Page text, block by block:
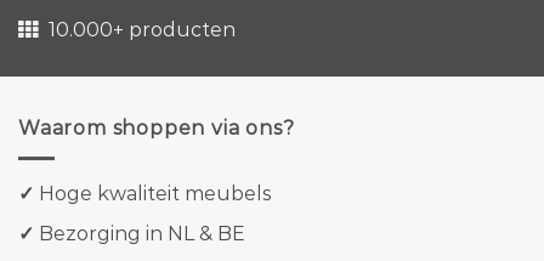
10.000+ producten
Waarom shoppen via ons?
✓ Hoge kwaliteit meubels
✓ Bezorging in NL & BE